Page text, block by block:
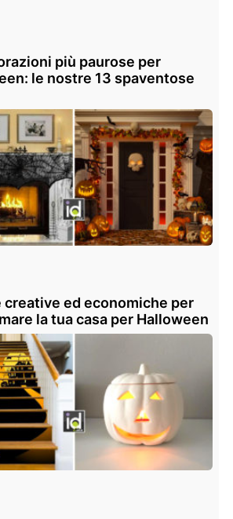
più paurose per
le nostre 13 spaventose
creative ed economiche per
la tua casa per Halloween